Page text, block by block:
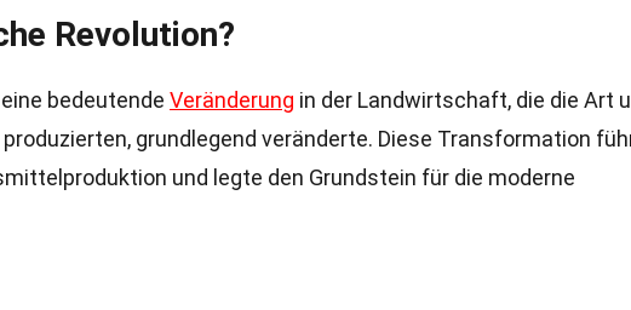
Revolution?
bedeutende Veränderung in der Landwirtschaft, die die Art
grundlegend veränderte. Diese Transformation
und legte den Grundstein für die moderne